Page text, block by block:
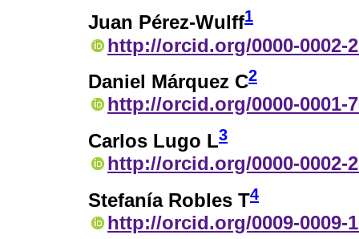
Juan Pérez-Wulff1
http://orcid.org/0000-0002-
Daniel Márquez C2
http://orcid.org/0000-0001-
Carlos Lugo L3
http://orcid.org/0000-0002-
Stefanía Robles T4
http://orcid.org/0009-0009-